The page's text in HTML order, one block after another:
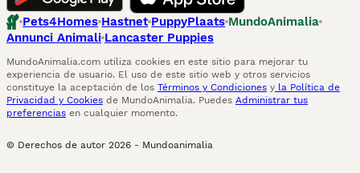
Pets4Homes Hastnet PuppyPlaats MundoAnimalia
Annunci Animali Lancaster Puppies
MundoAnimalia.com utiliza cookies en este sitio para mejorar tu
experiencia de usuario. El uso de este sitio web y otros servicios
constituye la aceptación de los Términos y Condiciones y la Política de
Privacidad y Cookies de MundoAnimalia. Puedes Administrar tus
preferencias en cualquier momento.
© Derechos de autor 2026 - Mundoanimalia